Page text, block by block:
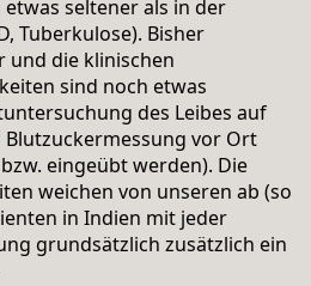
seltener als in der
Tuberkulose). Bisher
und die klinischen
sind noch etwas
des Leibes auf
vor Ort
eingeübt werden). Die
weichen von unseren ab (so
in Indien mit jeder
grundsätzlich zusätzlich ein